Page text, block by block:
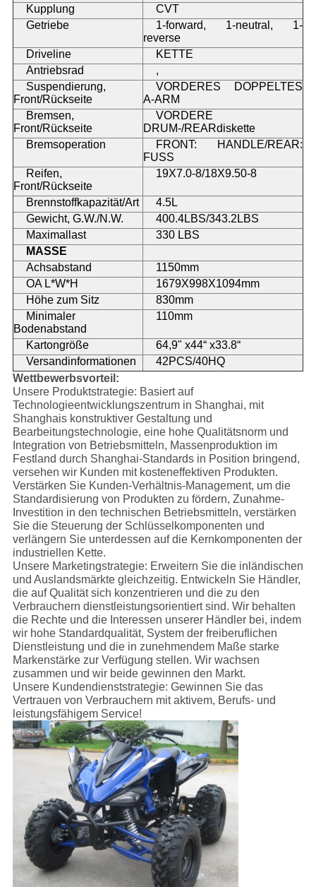
Kupplung
CVT
Getriebe
1-forward, 1-neutral, 1-
reverse
Driveline
KETTE
Antriebsrad
,
Suspendierung,
Front/Rückseite
VORDERES DOPPELTES
A-ARM
Bremsen,
Front/Rückseite
VORDERE
DRUM-/REARdiskette
Bremsoperation
FRONT: HANDLE/REAR:
FUSS
Reifen,
Front/Rückseite
19X7.0-8/18X9.50-8
Brennstoffkapazität/Art
4.5L
Gewicht, G.W./N.W.
400.4LBS/343.2LBS
Maximallast
330 LBS
MASSE
Achsabstand
1150mm
OA L*W*H
1679X998X1094mm
Höhe zum Sitz
830mm
Minimaler
Bodenabstand
110mm
Kartongröße
64,9" x44“ x33.8“
Versandinformationen
42PCS/40HQ
Wettbewerbsvorteil:
Unsere Produktstrategie: Basiert auf
Technologieentwicklungszentrum in Shanghai, mit
Shanghais konstruktiver Gestaltung und
Bearbeitungstechnologie, eine hohe Qualitätsnorm und
Integration von Betriebsmitteln, Massenproduktion im
Festland durch Shanghai-Standards in Position bringend,
versehen wir Kunden mit kosteneffektiven Produkten.
Verstärken Sie Kunden-Verhältnis-Management, um die
Standardisierung von Produkten zu fördern, Zunahme-
Investition in den technischen Betriebsmitteln, verstärken
Sie die Steuerung der Schlüsselkomponenten und
verlängern Sie unterdessen auf die Kernkomponenten der
industriellen Kette.
Unsere Marketingstrategie: Erweitern Sie die inländischen
und Auslandsmärkte gleichzeitig. Entwickeln Sie Händler,
die auf Qualität sich konzentrieren und die zu den
Verbrauchern dienstleistungsorientiert sind. Wir behalten
die Rechte und die Interessen unserer Händler bei, indem
wir hohe Standardqualität, System der freiberuflichen
Dienstleistung und die in zunehmendem Maße starke
Markenstärke zur Verfügung stellen. Wir wachsen
zusammen und wir beide gewinnen den Markt.
Unsere Kundendienststrategie: Gewinnen Sie das
Vertrauen von Verbrauchern mit aktivem, Berufs- und
leistungsfähigem Service!